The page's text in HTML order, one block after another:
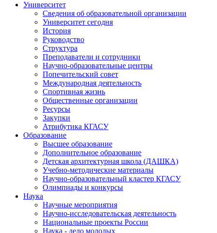
Университет
Сведения об образовательной организации
Университет сегодня
История
Руководство
Структура
Преподаватели и сотрудники
Научно-образовательные центры
Попечительский совет
Международная деятельность
Спортивная жизнь
Общественные организации
Ресурсы
Закупки
Атрибутика КГАСУ
Образование
Высшее образование
Дополнительное образование
Детская архитектурная школа (ДАШКА)
Учебно-методические материалы
Научно-образовательный кластер КГАСУ
Олимпиады и конкурсы
Наука
Научные мероприятия
Научно-исследовательская деятельность
Национальные проекты России
Наука - дело молодых